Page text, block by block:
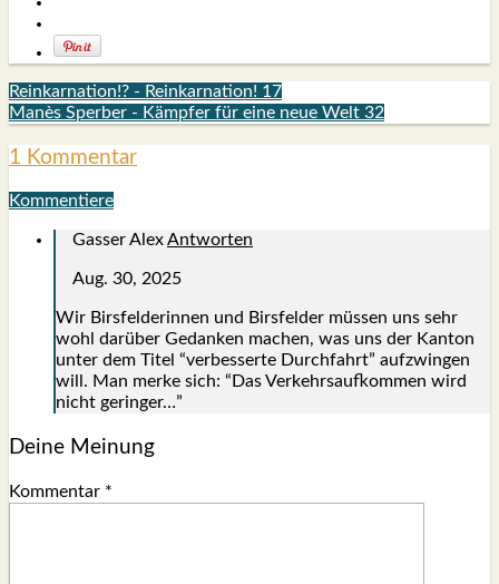
Reinkarnation!? - Reinkarnation! 17
Manès Sperber - Kämpfer für eine neue Welt 32
1 Kommentar
Kommentiere
Gasser AlexAntworten
Aug. 30, 2025
Wir Birs­fel­de­rin­nen und Birs­fel­der müs­sen uns sehr
wohl dar­über Gedan­ken machen, was uns der Kan­ton
unter dem Titel “ver­bes­ser­te Durch­fahrt” auf­zwin­gen
will. Man mer­ke sich: “Das Ver­kehrs­auf­kom­men wird
nicht gerin­ger…”
Deine Meinung
Kommentar *